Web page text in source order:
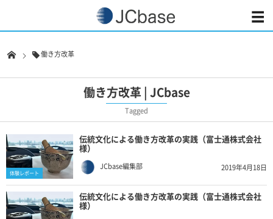
働き方改革
働き方改革 | JCbase
Tagged
体験レポート
伝統文化による働き方改革の実践（富士通株式会社
様）
JCbase編集部 2019年4月18日
伝統文化による働き方改革の実践（富士通株式会社
様）